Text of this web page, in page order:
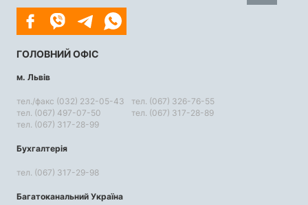
ГОЛОВНИЙ ОФІС
м. Львів
тел./факс (032) 232-05-43
тел. (067) 497-07-50
тел. (067) 317-28-99
тел. (067) 326-76-55
тел. (067) 317-28-89
Бухгалтерія
тел. (067) 317-29-98
Багатоканальний Україна